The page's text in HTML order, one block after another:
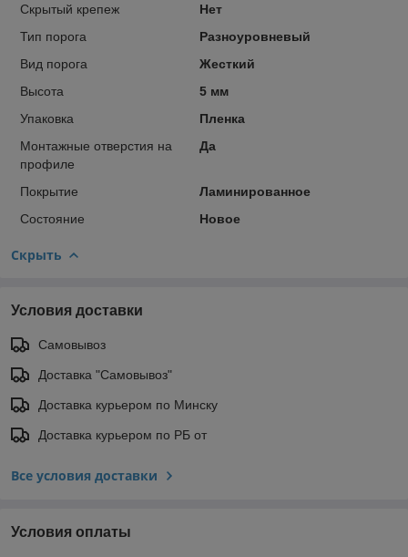
Скрытый крепеж
Нет
Тип порога
Разноуровневый
Вид порога
Жесткий
Высота
5 мм
Упаковка
Пленка
Монтажные отверстия на
профиле
Да
Покрытие
Ламинированное
Состояние
Новое
Скрыть
Условия доставки
Самовывоз
Доставка "Самовывоз"
Доставка курьером по Минску
Доставка курьером по РБ от
Все условия доставки
Условия оплаты